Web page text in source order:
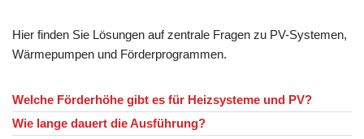
Hier finden Sie Lösungen auf zentrale Fragen zu PV-Systemen,
Wärmepumpen und Förderprogrammen.
Welche Förderhöhe gibt es für Heizsysteme und PV?
Wie lange dauert die Ausführung?